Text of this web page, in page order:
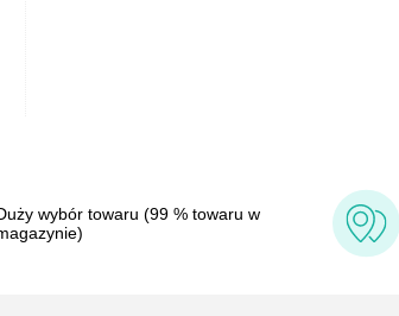
wybór towaru (99 % towaru w